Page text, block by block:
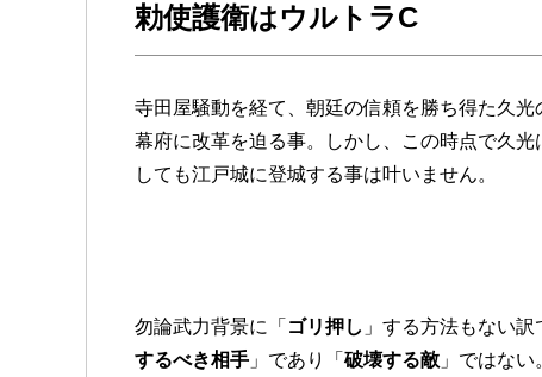
勅使護衛はウルトラC
寺田屋騒動を経て、朝廷の信頼を勝ち得た久
幕府に改革を迫る事。しかし、この時点で久
しても江戸城に登城する事は叶いません。
勿論武力背景に「 ゴリ押し 」する方法もない
するべき相手 」であり「 破壊する敵 」ではない